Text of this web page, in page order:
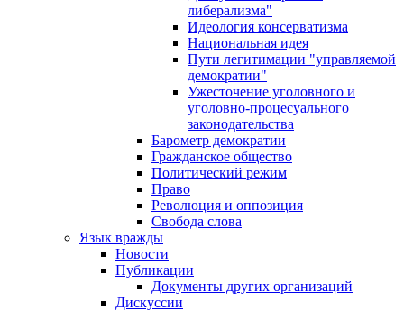
либерализма"
Идеология консерватизма
Национальная идея
Пути легитимации "управляемой
демократии"
Ужесточение уголовного и
уголовно-процесуального
законодательства
Барометр демократии
Гражданское общество
Политический режим
Право
Революция и оппозиция
Свобода слова
Язык вражды
Новости
Публикации
Документы других организаций
Дискуссии